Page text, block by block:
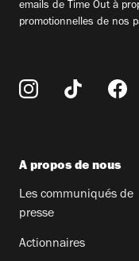
emails de Time Out à
promotionnelles de nos
A propos de nous
Les communiqués de
presse
Actionnaires